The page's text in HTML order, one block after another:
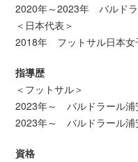
2020年～2023年 バルド
＜日本代表＞
2018年 フットサル日本女
指導歴
＜フットサル＞
2023年～ バルドラール浦
2023年～ バルドラール浦
資格